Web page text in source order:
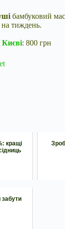
бамбуковий
на тиждень.
Києві: 800 грн
кращі